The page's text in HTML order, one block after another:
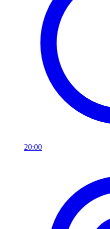
20:00